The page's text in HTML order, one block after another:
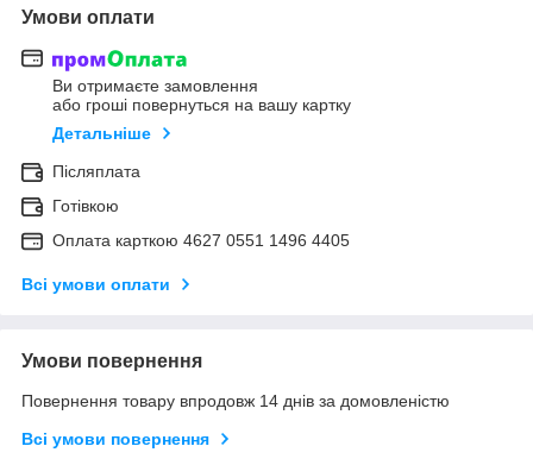
Умови оплати
Ви отримаєте замовлення
або гроші повернуться на вашу картку
Детальніше
Післяплата
Готівкою
Оплата карткою 4627 0551 1496 4405
Всі умови оплати
Умови повернення
Повернення товару впродовж 14 днів за домовленістю
Всі умови повернення